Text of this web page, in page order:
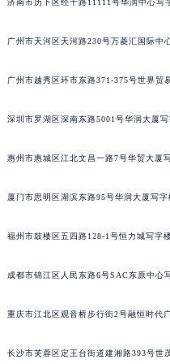
济南市历下区经十路11111号华润中心写
广州市天河区天河路230号万菱汇国际中
广州市越秀区环市东路371-375号世界贸
深圳市罗湖区深南东路5001号华润大厦
惠州市惠城区江北文昌一路7号华贸大厦
厦门市思明区湖滨东路95号华润大厦写
福州市鼓楼区五四路128-1号恒力城写字
成都市锦江区人民东路6号SAC东原中心
重庆市江北区观音桥步行街2号融恒时代
长沙市芙蓉区定王台街道建湘路393号世